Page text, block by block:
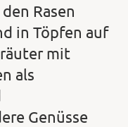
Rasen
in Töpfen auf
mit
als
Genüsse